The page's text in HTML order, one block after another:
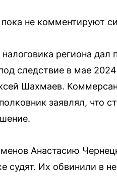
не комментируют
региона
следствие в мае
Шахмаев.
заявлял, что
Анастасию
судят. Их обвинили в